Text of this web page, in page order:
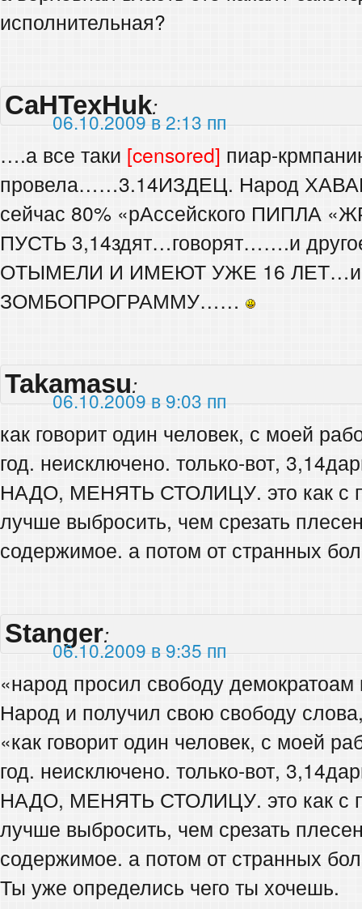
исполнительная?
CaHTexHuk:
06.10.2009 в 2:13 пп
….а все таки [censored] пиар-
провела……3.14ИЗДЕЦ. Народ
сейчас 80% «рАссейского ПИПЛА
ПУСТЬ 3,14здят…говорят…….и
ОТЫМЕЛИ И ИМЕЮТ УЖЕ 16 ЛЕТ…и
ЗОМБОПРОГРАММУ……
Takamasu:
06.10.2009 в 9:03 пп
как говорит один человек, с моей
год. неисключено. только-вот,
НАДО, МЕНЯТЬ СТОЛИЦУ. это как с
лучше выбросить, чем срезать
содержимое. а потом от странных
Stanger:
06.10.2009 в 9:35 пп
«народ просил свободу
Народ и получил свою свободу
«как говорит один человек, с моей
год. неисключено. только-вот,
НАДО, МЕНЯТЬ СТОЛИЦУ. это как с
лучше выбросить, чем срезать
содержимое. а потом от странных
Ты уже определись чего ты хочешь.